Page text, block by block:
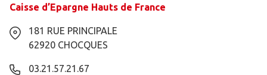
Caisse d’Epargne Hauts de France
181 RUE PRINCIPALE
62920 CHOCQUES
03.21.57.21.67